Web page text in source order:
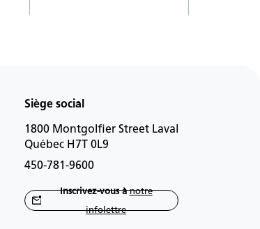
Siège social
1800 Montgolfier Street Laval
Québec H7T 0L9
450-781-9600
Inscrivez-vous ànotre
infolettre